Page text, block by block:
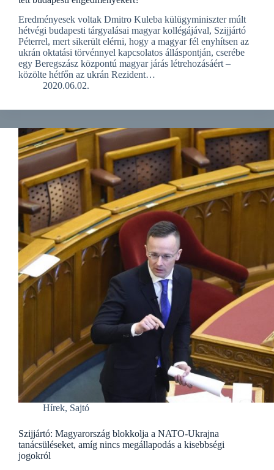
Eredményesek voltak Dmitro Kuleba külügyminiszter múlt
hétvégi budapesti tárgyalásai magyar kollégájával, Szijjártó
Péterrel, mert sikerült elérni, hogy a magyar fél enyhítsen az
ukrán oktatási törvénnyel kapcsolatos álláspontján, cserébe
egy Beregszász központú magyar járás létrehozásáért –
közölte hétfőn az ukrán Rezident…
2020.06.02.
Hírek, Sajtó
Szijjártó: Magyarország blokkolja a NATO-Ukrajna
tanácsüléseket, amíg nincs megállapodás a kisebbségi
jogokról